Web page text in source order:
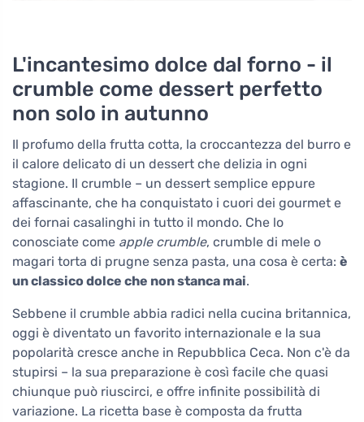
L'incantesimo dolce dal forno - il
crumble come dessert perfetto
non solo in autunno
Il profumo della frutta cotta, la croccantezza del burro e
il calore delicato di un dessert che delizia in ogni
stagione. Il crumble – un dessert semplice eppure
affascinante, che ha conquistato i cuori dei gourmet e
dei fornai casalinghi in tutto il mondo. Che lo
conosciate come apple crumble, crumble di mele o
magari torta di prugne senza pasta, una cosa è certa: è
un classico dolce che non stanca mai.
Sebbene il crumble abbia radici nella cucina britannica,
oggi è diventato un favorito internazionale e la sua
popolarità cresce anche in Repubblica Ceca. Non c'è da
stupirsi – la sua preparazione è così facile che quasi
chiunque può riuscirci, e offre infinite possibilità di
variazione. La ricetta base è composta da frutta